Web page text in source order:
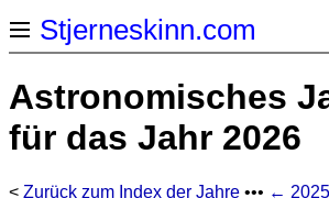
Stjerneskinn.com
Astronomisches
für das Jahr 2026
< Zurück zum Index der Jahre ••• ← 2025